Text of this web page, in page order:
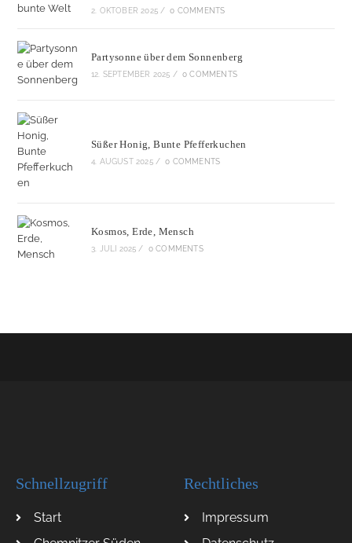
2. OKTOBER 2025 / 0 COMMENTS
Partysonne über dem Sonnenberg
12. SEPTEMBER 2025 / 0 COMMENTS
Süßer Honig, Bunte Pfefferkuchen
4. AUGUST 2025 / 0 COMMENTS
Kosmos, Erde, Mensch
3. JULI 2025 / 0 COMMENTS
Schnellzugriff
Start
Rechtliches
Impressum